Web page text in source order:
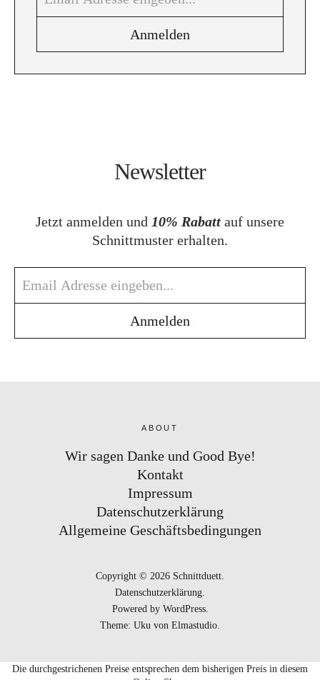
Newsletter
Jetzt anmelden und 10% Rabatt auf unsere
Schnittmuster erhalten.
ABOUT
Wir sagen Danke und Good Bye!
Kontakt
Impressum
Datenschutzerklärung
Allgemeine Geschäftsbedingungen
Copyright © 2026 Schnittduett
Datenschutzerklärung
Powered by WordPress
Theme: Uku von Elmastudio
Die durchgestrichenen Preise entsprechen dem bisherigen Preis in diesem